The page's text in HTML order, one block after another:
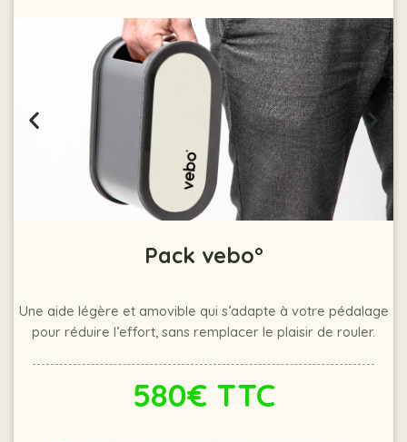
Pack vebo°
Une aide légère et amovible qui s’adapte à votre pédalage
pour réduire l’effort, sans remplacer le plaisir de rouler.
580€ TTC